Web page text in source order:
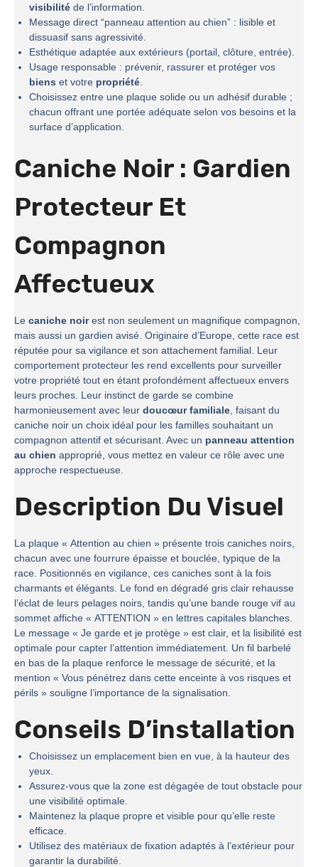
visibilité de l’information.
Message direct “panneau attention au chien” : lisible et
dissuasif sans agressivité.
Esthétique adaptée aux extérieurs (portail, clôture, entrée).
Usage responsable : prévenir, rassurer et protéger vos
biens et votre propriété.
Choisissez entre une plaque solide ou un adhésif durable ;
chacun offrant une portée adéquate selon vos besoins et la
surface d’application.
Caniche Noir : Gardien
Protecteur Et
Compagnon
Affectueux
Le caniche noirest non seulement un magnifique compagnon,
mais aussi un gardien avisé. Originaire d’Europe, cette race est
réputée pour sa vigilance et son attachement familial. Leur
comportement protecteur les rend excellents pour surveiller
votre propriété tout en étant profondément affectueux envers
leurs proches. Leur instinct de garde se combine
harmonieusement avec leur doucœur familiale, faisant du
caniche noir un choix idéal pour les familles souhaitant un
compagnon attentif et sécurisant. Avec un panneau attention
au chien approprié, vous mettez en valeur ce rôle avec une
approche respectueuse.
Description Du Visuel
La plaque « Attention au chien » présente trois caniches noirs,
chacun avec une fourrure épaisse et bouclée, typique de la
race. Positionnés en vigilance, ces caniches sont à la fois
charmants et élégants. Le fond en dégradé gris clair rehausse
l’éclat de leurs pelages noirs, tandis qu’une bande rouge vif au
sommet affiche « ATTENTION » en lettres capitales blanches.
Le message « Je garde et je protège » est clair, et la lisibilité est
optimale pour capter l’attention immédiatement. Un fil barbelé
en bas de la plaque renforce le message de sécurité, et la
mention « Vous pénétrez dans cette enceinte à vos risques et
périls » souligne l’importance de la signalisation.
Conseils D’installation
Choisissez un emplacement bien en vue, à la hauteur des
yeux.
Assurez-vous que la zone est dégagée de tout obstacle pour
une visibilité optimale.
Maintenez la plaque propre et visible pour qu’elle reste
efficace.
Utilisez des matériaux de fixation adaptés à l’extérieur pour
garantir la durabilité.